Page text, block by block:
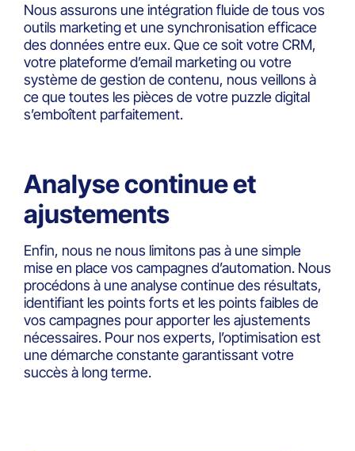
Nous assurons une intégration fluide de tous vos
outils marketing et une synchronisation efficace
des données entre eux. Que ce soit votre CRM,
votre plateforme d’email marketing ou votre
système de gestion de contenu, nous veillons à
ce que toutes les pièces de votre puzzle digital
s’emboîtent parfaitement.
Analyse continue et
ajustements
Enfin, nous ne nous limitons pas à une simple
mise en place vos campagnes d’automation. Nous
procédons à une analyse continue des résultats,
identifiant les points forts et les points faibles de
vos campagnes pour apporter les ajustements
nécessaires. Pour nos experts, l’optimisation est
une démarche constante garantissant votre
succès à long terme.